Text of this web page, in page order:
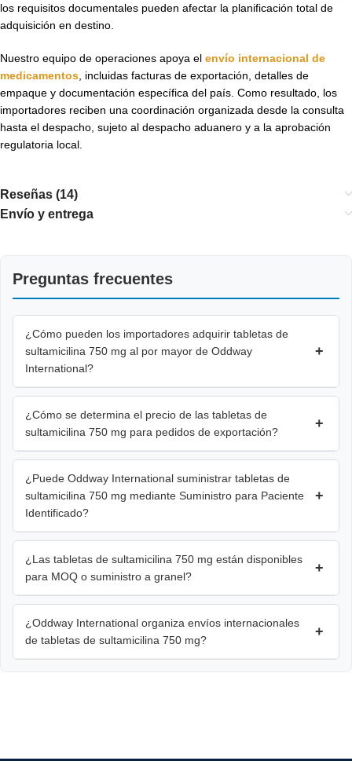
los requisitos documentales pueden afectar la planificación total de
adquisición en destino.
Nuestro equipo de operaciones apoya el envío internacional de
medicamentos , incluidas facturas de exportación, detalles de
empaque y documentación específica del país. Como resultado, los
importadores reciben una coordinación organizada desde la consulta
hasta el despacho, sujeto al despacho aduanero y a la aprobación
regulatoria local.
Reseñas (14)
Envío y entrega
Preguntas frecuentes
¿Cómo pueden los importadores adquirir tabletas de
sultamicilina 750 mg al por mayor de Oddway
International?
+
¿Cómo se determina el precio de las tabletas de
sultamicilina 750 mg para pedidos de exportación?
+
¿Puede Oddway International suministrar tabletas de
sultamicilina 750 mg mediante Suministro para Paciente
Identificado?
+
¿Las tabletas de sultamicilina 750 mg están disponibles
para MOQ o suministro a granel?
+
¿Oddway International organiza envíos internacionales
de tabletas de sultamicilina 750 mg?
+